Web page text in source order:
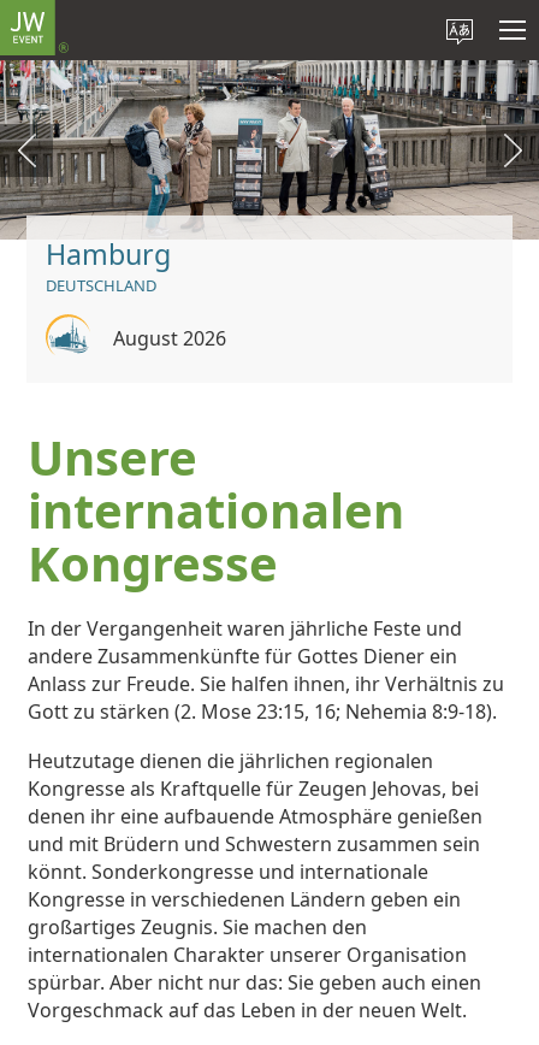
Hamburg
DEUTSCHLAND
August 2026
Unsere
internationalen
Kongresse
In der Vergangenheit waren jährliche Feste und
andere Zusammenkünfte für Gottes Diener ein
Anlass zur Freude. Sie halfen ihnen, ihr Verhältnis zu
Gott zu stärken (2. Mose 23:15, 16; Nehemia 8:9-18).
Heutzutage dienen die jährlichen regionalen
Kongresse als Kraftquelle für Zeugen Jehovas, bei
denen ihr eine aufbauende Atmosphäre genießen
und mit Brüdern und Schwestern zusammen sein
könnt. Sonderkongresse und internationale
Kongresse in verschiedenen Ländern geben ein
großartiges Zeugnis. Sie machen den
internationalen Charakter unserer Organisation
spürbar. Aber nicht nur das: Sie geben auch einen
Vorgeschmack auf das Leben in der neuen Welt.